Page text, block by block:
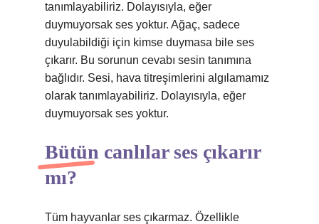
tanımlayabiliriz. Dolayısıyla, eğer
duymuyorsak ses yoktur. Ağaç, sadece
duyulabildiği için kimse duymasa bile ses
çıkarır. Bu sorunun cevabı sesin tanımına
bağlıdır. Sesi, hava titreşimlerini algılamamız
olarak tanımlayabiliriz. Dolayısıyla, eğer
duymuyorsak ses yoktur.
Bütün canlılar ses çıkarır
mı?
Tüm hayvanlar ses çıkarmaz. Özellikle